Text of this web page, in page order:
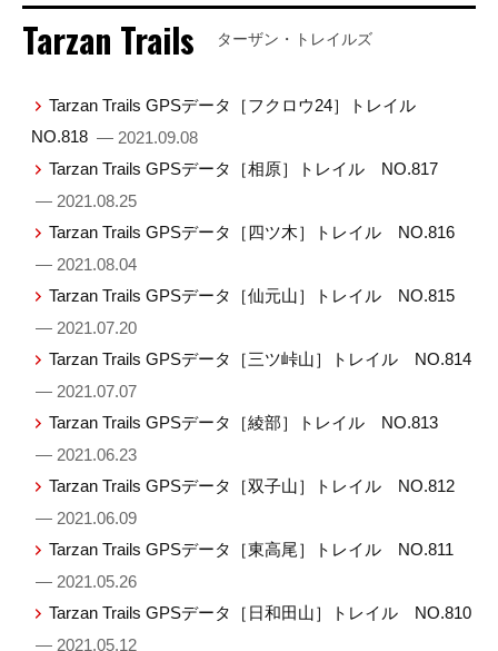
Tarzan Trails ターザン・トレイルズ
Tarzan Trails GPSデータ［フクロウ24］トレイル
NO.818 — 2021.09.08
Tarzan Trails GPSデータ［相原］トレイル NO.817
— 2021.08.25
Tarzan Trails GPSデータ［四ツ木］トレイル NO.816
— 2021.08.04
Tarzan Trails GPSデータ［仙元山］トレイル NO.815
— 2021.07.20
Tarzan Trails GPSデータ［三ツ峠山］トレイル NO.814
— 2021.07.07
Tarzan Trails GPSデータ［綾部］トレイル NO.813
— 2021.06.23
Tarzan Trails GPSデータ［双子山］トレイル NO.812
— 2021.06.09
Tarzan Trails GPSデータ［東高尾］トレイル NO.811
— 2021.05.26
Tarzan Trails GPSデータ［日和田山］トレイル NO.810
— 2021.05.12